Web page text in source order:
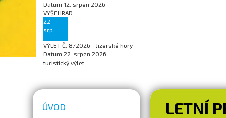
Datum 12. srpen 2026
VYŠEHRAD
22
srp
VÝLET Č. 8/2026 - Jizerské hory
Datum 22. srpen 2026
turistický výlet
ÚVOD
LETNÍ